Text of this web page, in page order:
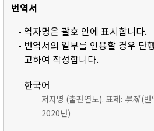
번역서
- 역자명은 괄호 안에 표시합니다.
- 번역서의 일부를 인용할 경우 단
고하여 작성합니다.
한국어
저자명 (출판연도). 표제: 부제(번
2020년)